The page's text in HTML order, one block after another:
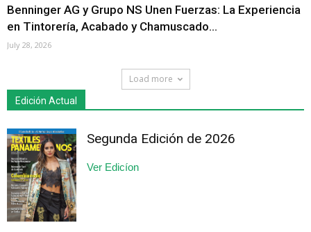
Benninger AG y Grupo NS Unen Fuerzas: La Experiencia
en Tintorería, Acabado y Chamuscado...
July 28, 2026
Load more
Edición Actual
Segunda Edición de 2026
Ver Edicíon